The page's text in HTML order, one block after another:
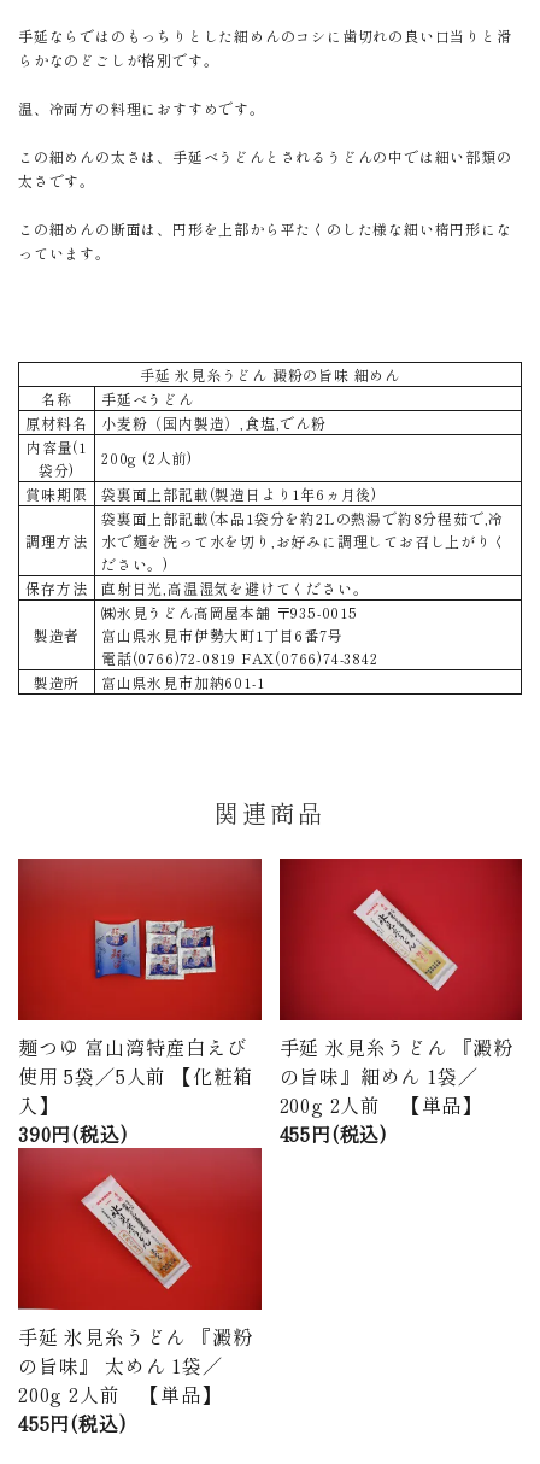
手延ならではのもっちりとした細めんのコシに歯切れの良い口当りと滑
らかなのどごしが格別です。
温、冷両方の料理におすすめです。
この細めんの太さは、手延べうどんとされるうどんの中では細い部類の
太さです。
この細めんの断面は、円形を上部から平たくのした様な細い楕円形にな
っています。
手延 氷見糸うどん 澱粉の旨味 細めん
名称
手延べうどん
原材料名
小麦粉（国内製造）,食塩,でん粉
内容量(1
袋分)
200g (2人前)
賞味期限
袋裏面上部記載(製造日より1年6ヵ月後)
調理方法
袋裏面上部記載(本品1袋分を約2Lの熱湯で約8分程茹で,冷
水で麺を洗って水を切り,お好みに調理してお召し上がりく
ださい。)
保存方法
直射日光,高温湿気を避けてください。
製造者
㈱氷見うどん高岡屋本舗 〒935-0015
富山県氷見市伊勢大町1丁目6番7号
電話(0766)72-0819 FAX(0766)74-3842
製造所
富山県氷見市加納601-1
関連商品
麺つゆ 富山湾特産白えび
使用 5袋／5人前 【化粧箱
入】
390円(税込)
手延 氷見糸うどん 『澱粉
の旨味』細めん 1袋／
200g 2人前 【単品】
455円(税込)
手延 氷見糸うどん 『澱粉
の旨味』 太めん 1袋／
200g 2人前 【単品】
455円(税込)